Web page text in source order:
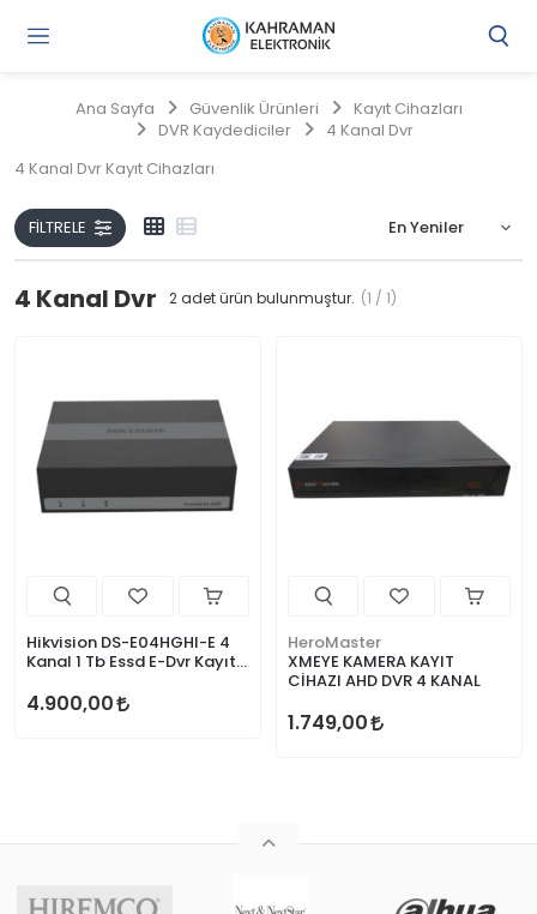
Ana Sayfa Güvenlik Ürünleri
Kayıt Cihazları
DVR Kaydediciler
4 Kanal Dvr
4 Kanal Dvr Kayıt Cihazları
FILTRELE
4 Kanal Dvr 2 adet ürün bulunmuştur. (1 / 1)
Hikvision DS-E04HGHI-E 4
Kanal 1 Tb Essd E-Dvr Kayıt
4.900,00
HeroMaster
XMEYE KAMERA KAYIT
CİHAZI AHD DVR 4 KANAL
1.749,00